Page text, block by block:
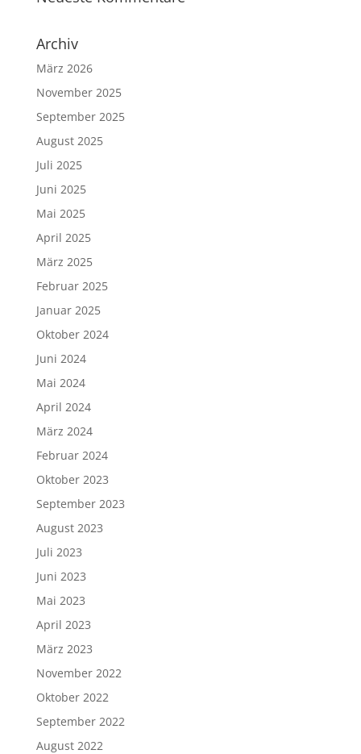
Archiv
März 2026
November 2025
September 2025
August 2025
Juli 2025
Juni 2025
Mai 2025
April 2025
März 2025
Februar 2025
Januar 2025
Oktober 2024
Juni 2024
Mai 2024
April 2024
März 2024
Februar 2024
Oktober 2023
September 2023
August 2023
Juli 2023
Juni 2023
Mai 2023
April 2023
März 2023
November 2022
Oktober 2022
September 2022
August 2022